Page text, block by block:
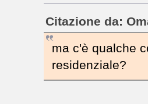
Citazione da:
ma c'è qualche
residenziale?